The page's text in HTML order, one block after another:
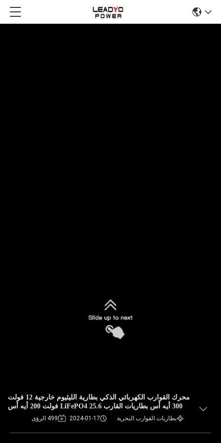
محرك القوارب الكهربائي الذكي بطارية الليثيوم خارجية 12 فولت
300 أيه أس بطاريات القارب LiFePO4 25.6 فولت 200 أيه أس
بطاريات القوارب البحرية 2024-01-17 499 الرؤى